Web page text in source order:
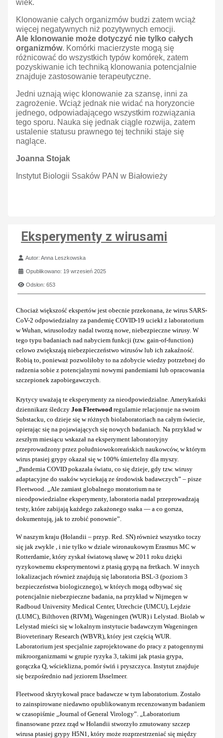
wiek.
Klonowanie całych organizmów budzi zatem wciąż
więcej negatywnych niż pozytywnych emocji.
Ale klonowanie może dotyczyć nie tylko całych
organizmów. Komórki macierzyste mogą się
różnicować do wszystkich typów komórek, zatem
pozyskiwanie ich techniką klonowania potencjalnie
znajduje zastosowanie terapeutyczne.
Jedni uznają więc klonowanie za szansę, inni za
zagrożenie. Wciąż jednak nie widać na horyzoncie
jednego, odpowiadającego wszystkim rozwiązania
tego sporu. Nauka się jednak ciągle rozwija, zatem
ustalenie statusu prawnego tej techniki staje się
naglące.
Joanna Stojak
Instytut Biologii Ssaków PAN w Białowieży
Eksperymenty z wirusami
Szczegóły
Autor:Anna Leszkowska
Opublikowano: 19 wrzesień 2025
Odsłon: 653
Chociaż większość ekspertów jest obecnie przekonana, że wirus SARS-
CoV-2 odpowiedzialny za pandemię COVID-19 uciekł z laboratorium
w Wuhan, wirusolodzy nadal tworzą nowe, niebezpieczne wirusy. W
tego typu badaniach nad nabyciem funkcji (tzw. gain-of-function)
celowo zwiększają niebezpieczeństwo wirusów lub ich zakaźność.
Robią to, ponieważ pozwoliłoby to na zdobycie wiedzy potrzebnej do
radzenia sobie z potencjalnymi nowymi pandemiami lub opracowania
szczepionek zapobiegawczych.
Krytycy uważają te eksperymenty za nieodpowiedzialne. Amerykański
dziennikarz śledczy Jon Fleetwood regularnie relacjonuje na swoim
Substacku, co dzieje się w różnych biolaboratoriach na całym świecie,
opierając się na pojawiających się nowych badaniach. Na przykład w
zeszłym miesiącu wskazał na eksperyment laboratoryjny
przeprowadzony przez południowokoreańskich naukowców, w którym
wirus ptasiej grypy okazał się w 100% śmiertelny dla myszy.
„Pandemia COVID pokazała światu, co się dzieje, gdy tzw. wirusy
adaptacyjne do ssaków wyciekają ze środowisk badawczych” – pisze
Fleetwood. „Ale zamiast globalnego moratorium na te
nieodpowiedzialne eksperymenty, laboratoria nadal przeprowadzają
testy, które zabijają każdego zakażonego ssaka — a co gorsza,
dokumentują, jak to zrobić ponownie”.
W naszym kraju (Holandii – przyp. Red. SN) również wszystko toczy
się jak zwykle , i nie tylko w dziale wironaukowym Erasmus MC w
Rotterdamie, który zyskał światową sławę w 2011 roku dzięki
ryzykownemu eksperymentowi z ptasią grypą na fretkach. W innych
lokalizacjach również znajdują się laboratoria BSL-3 (poziom 3
bezpieczeństwa biologicznego), w których mogą odbywać się
potencjalnie niebezpieczne badania, na przykład w Nijmegen w
Radboud University Medical Center, Utrechcie (UMCU), Lejdzie
(LUMC), Bilthoven (RIVM), Wageningen (WUR) i Lelystad. Biolab w
Lelystad mieści się w lokalnym instytucie badawczym Wageningen
Bioveterinary Research (WBVR), który jest częścią WUR.
Laboratorium jest specjalnie zaprojektowane do pracy z patogennymi
mikroorganizmami w grupie ryzyka 3, takimi jak ptasia grypa,
gorączka Q, wścieklizna, pomór świń i pryszczyca. Instytut znajduje
się bezpośrednio nad jeziorem IJsselmeer.
Fleetwood skrytykował prace badawcze w tym laboratorium. Zostało
to zainspirowane niedawno opublikowanym recenzowanym badaniem
w czasopiśmie „Journal of General Virology”. „Laboratorium
finansowane przez rząd w Holandii stworzyło zmutowany szczep
wirusa ptasiej grypy H5N1, który może rozprzestrzeniać się między